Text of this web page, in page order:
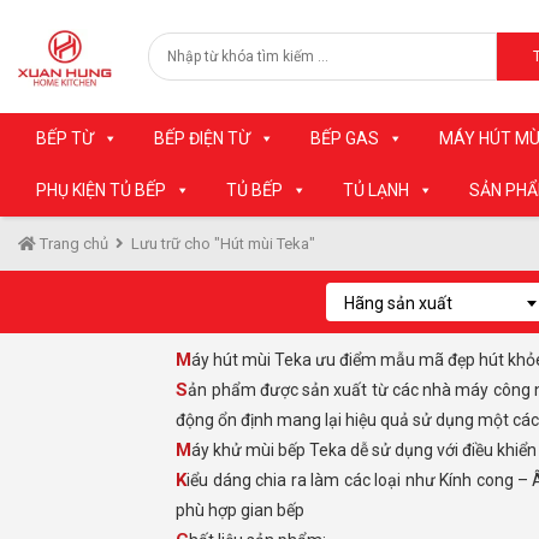
BẾP TỪ BẾP ĐIỆN TỪ BẾP GAS MÁY HÚT
PHỤ KIỆN TỦ BẾP TỦ BẾP TỦ LẠNH SẢN
Trang chủ Lưu trữ cho "Hút mùi Teka"
Hãng sản xuất
Máy hút mùi Teka ưu điểm mẫu mã đẹp hút
Sản phẩm được sản xuất từ các nhà máy công nghệ cao của Châu Âu và được kiểm tra nghiêm ngặt bởi các chuyên gia hàng đầu trong lĩnh vực nhà bếp. Giúp máy hoạt
động ổn định mang lại hiệu quả sử dụng một
Máy khử mùi bếp Teka dễ sử dụng với điều
Kiểu dáng chia ra làm các loại như Kính cong – Âm tủ – Cổ điển – Kính Vát – Chữ T và hút Đảo, Teka có các kích thước từ 60 – 70 – 90cm giúp bạn dễ ràng lựa trọn cho
phù hợp gian bếp